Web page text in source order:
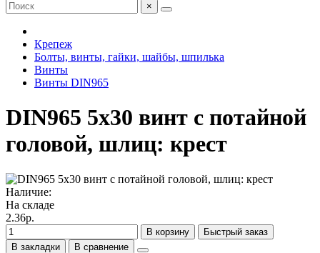
×
Крепеж
Болты, винты, гайки, шайбы, шпилька
Винты
Винты DIN965
DIN965 5х30 винт с потайной
головой, шлиц: крест
Наличие:
На складе
2.36р.
В корзину
Быстрый заказ
В закладки
В сравнение